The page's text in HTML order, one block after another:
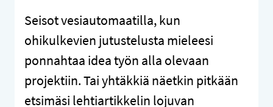
Seisot vesiautomaatilla, kun
ohikulkevien jutustelusta mieleesi
ponnahtaa idea työn alla olevaan
projektiin. Tai yhtäkkiä näetkin pitkään
etsimäsi lehtiartikkelin lojuvan